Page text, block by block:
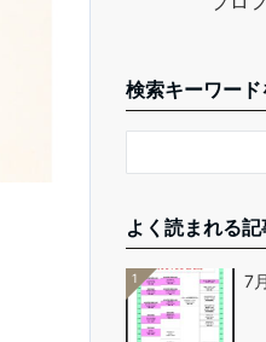
検索キーワード
よく読まれる記
1 7